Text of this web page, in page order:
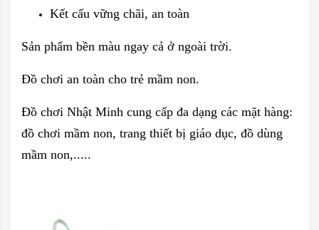
Kết cấu vững chãi, an toàn
Sản phẩm bền màu ngay cả ở ngoài trời.
Đồ chơi an toàn cho trẻ mầm non.
Đồ chơi Nhật Minh cung cấp đa dạng các mặt hàng:
đồ chơi mầm non, trang thiết bị giáo dục, đồ dùng
mầm non,.....